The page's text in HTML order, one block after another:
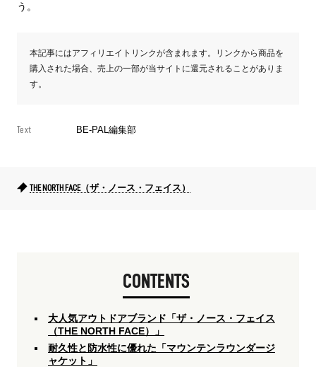
う。
本記事にはアフィリエイトリンクが含まれます。リンクから商品を
購入された場合、売上の一部が当サイトに還元されることがありま
す。
Text BE-PAL編集部
THE NORTH FACE（ザ・ノース・フェイス）
CONTENTS
大人気アウトドアブランド「ザ・ノース・フェイス
（THE NORTH FACE）」
耐久性と防水性に優れた「マウンテンラウンダージ
ャケット」